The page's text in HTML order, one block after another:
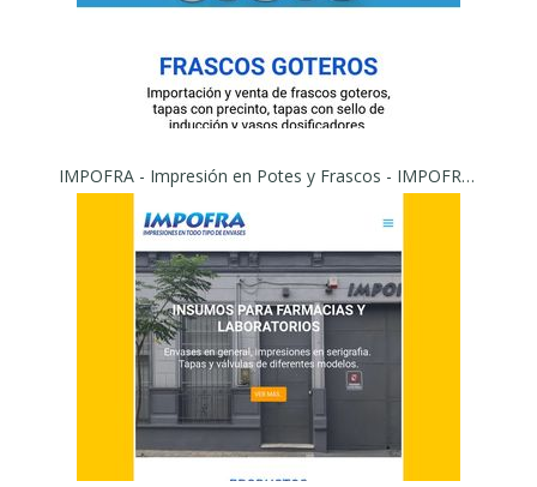
IMPOFRA - Impresión en Potes y Frascos - IMPOFRA - Impresiones en todo tipo de envases